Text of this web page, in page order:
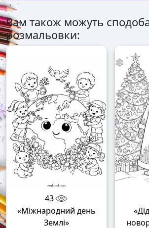
Вам також можуть
розмальовки:
43
«Міжнародний день
Землі»